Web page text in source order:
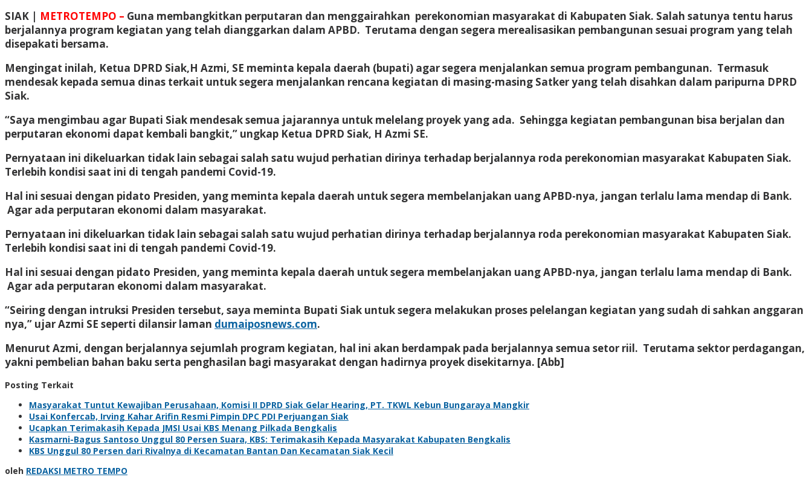
Share
SIAK | METROTEMPO – Guna membangkitkan perputaran dan menggairahkan perekonomian masyarakat di Kabupaten Siak. Salah satunya tentu harus
berjalannya program kegiatan yang telah dianggarkan dalam APBD. Terutama dengan segera merealisasikan pembangunan sesuai program yang telah
disepakati bersama.
Mengingat inilah, Ketua DPRD Siak,H Azmi, SE meminta kepala daerah (bupati) agar segera menjalankan semua program pembangunan. Termasuk
mendesak kepada semua dinas terkait untuk segera menjalankan rencana kegiatan di masing-masing Satker yang telah disahkan dalam paripurna DPRD
Siak.
“Saya mengimbau agar Bupati Siak mendesak semua jajarannya untuk melelang proyek yang ada. Sehingga kegiatan pembangunan bisa berjalan dan
perputaran ekonomi dapat kembali bangkit,” ungkap Ketua DPRD Siak, H Azmi SE.
Pernyataan ini dikeluarkan tidak lain sebagai salah satu wujud perhatian dirinya terhadap berjalannya roda perekonomian masyarakat Kabupaten Siak.
Terlebih kondisi saat ini di tengah pandemi Covid-19.
Hal ini sesuai dengan pidato Presiden, yang meminta kepala daerah untuk segera membelanjakan uang APBD-nya, jangan terlalu lama mendap di Bank.
Agar ada perputaran ekonomi dalam masyarakat.
Pernyataan ini dikeluarkan tidak lain sebagai salah satu wujud perhatian dirinya terhadap berjalannya roda perekonomian masyarakat Kabupaten Siak.
Terlebih kondisi saat ini di tengah pandemi Covid-19.
Hal ini sesuai dengan pidato Presiden, yang meminta kepala daerah untuk segera membelanjakan uang APBD-nya, jangan terlalu lama mendap di Bank.
Agar ada perputaran ekonomi dalam masyarakat.
“Seiring dengan intruksi Presiden tersebut, saya meminta Bupati Siak untuk segera melakukan proses pelelangan kegiatan yang sudah di sahkan anggaran
nya,” ujar Azmi SE seperti dilansir laman dumaiposnews.com.
Menurut Azmi, dengan berjalannya sejumlah program kegiatan, hal ini akan berdampak pada berjalannya semua setor riil. Terutama sektor perdagangan,
yakni pembelian bahan baku serta penghasilan bagi masyarakat dengan hadirnya proyek disekitarnya. [Abb]
Posting Terkait
Masyarakat Tuntut Kewajiban Perusahaan, Komisi II DPRD Siak Gelar Hearing, PT. TKWL Kebun Bungaraya Mangkir
Usai Konfercab, Irving Kahar Arifin Resmi Pimpin DPC PDI Perjuangan Siak
Ucapkan Terimakasih Kepada JMSI Usai KBS Menang Pilkada Bengkalis
Kasmarni-Bagus Santoso Unggul 80 Persen Suara, KBS: Terimakasih Kepada Masyarakat Kabupaten Bengkalis
KBS Unggul 80 Persen dari Rivalnya di Kecamatan Bantan Dan Kecamatan Siak Kecil
oleh REDAKSI METRO TEMPO